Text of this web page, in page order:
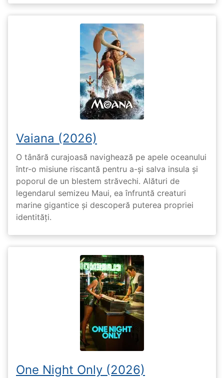
Vaiana (2026)
O tânără curajoasă navighează pe apele oceanului
într-o misiune riscantă pentru a-și salva insula și
poporul de un blestem străvechi. Alături de
legendarul semizeu Maui, ea înfruntă creaturi
marine gigantice și descoperă puterea propriei
identități.
One Night Only (2026)